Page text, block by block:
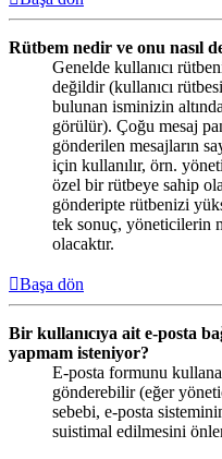
Rütbem nedir ve onu nasıl
Genelde kullanıcı
değildir (kullanıcı
bulunan isminizin
görülür). Çoğu mesaj
gönderilen mesajların
için kullanılır, örn.
özel bir rütbeye sahip
gönderipte rütbenizi
tek sonuç, yöneticilerin
olacaktır.
Başa dön
Bir kullanıcıya ait e-posta
yapmam isteniyor?
E-posta formunu
gönderebilir (eğer
sebebi, e-posta
suistimal edilmesini